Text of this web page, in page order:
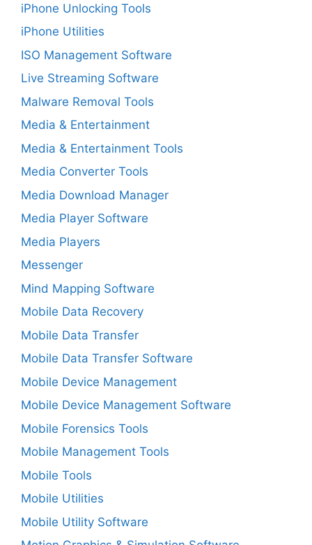
iPhone Unlocking Tools
iPhone Utilities
ISO Management Software
Live Streaming Software
Malware Removal Tools
Media & Entertainment
Media & Entertainment Tools
Media Converter Tools
Media Download Manager
Media Player Software
Media Players
Messenger
Mind Mapping Software
Mobile Data Recovery
Mobile Data Transfer
Mobile Data Transfer Software
Mobile Device Management
Mobile Device Management Software
Mobile Forensics Tools
Mobile Management Tools
Mobile Tools
Mobile Utilities
Mobile Utility Software